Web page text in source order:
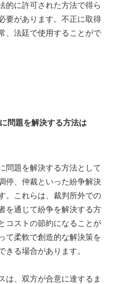
的に許可された方法で得ら
要があります。不正に取得
、法廷で使用することがで
問題を解決する方法は
問題を解決する方法として
停、仲裁といった紛争解決
。これらは、裁判所外での
を通じて紛争を解決する方
コストの節約になることが
て柔軟で創造的な解決策を
きる場合があります。
は、双方が合意に達するま